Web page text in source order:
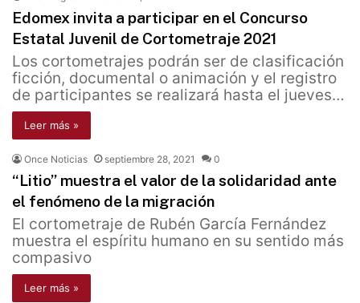
Edomex invita a participar en el Concurso
Estatal Juvenil de Cortometraje 2021
Los cortometrajes podrán ser de clasificación
ficción, documental o animación y el registro
de participantes se realizará hasta el jueves…
Leer más »
Once Noticias septiembre 28, 2021 0
“Litio’’ muestra el valor de la solidaridad ante
el fenómeno de la migración
El cortometraje de Rubén García Fernández
muestra el espíritu humano en su sentido más
compasivo
Leer más »